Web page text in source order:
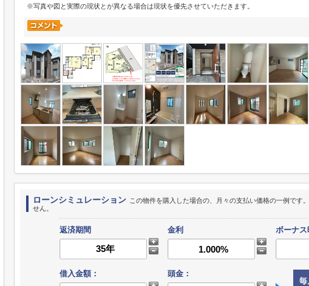
※写真や図と実際の現状とが異なる場合は現状を優先させていただきます。
ローンシミュレーション この物件を購入した場合の、月々の支払い価格の一例です
せん。
返済期間 金利 ボーナス
借入金額：
頭金：
毎